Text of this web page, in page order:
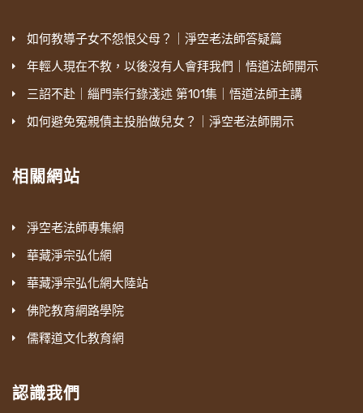
如何教導子女不怨恨父母？｜淨空老法師答疑篇
年輕人現在不教，以後沒有人會拜我們｜悟道法師開示
三詔不赴｜緇門崇行錄淺述 第101集｜悟道法師主講
如何避免冤親債主投胎做兒女？｜淨空老法師開示
相關網站
淨空老法師專集網
華藏淨宗弘化網
華藏淨宗弘化網大陸站
佛陀教育網路學院
儒釋道文化教育網
認識我們